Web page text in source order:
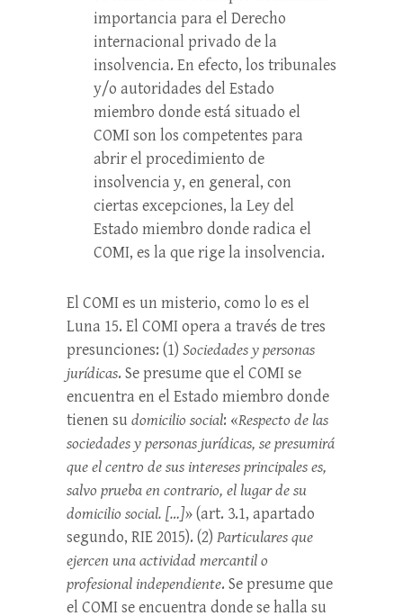
importancia para el Derecho
internacional privado de la
insolvencia. En efecto, los tribunales
y/o autoridades del Estado
miembro donde está situado el
COMI son los competentes para
abrir el procedimiento de
insolvencia y, en general, con
ciertas excepciones, la Ley del
Estado miembro donde radica el
COMI, es la que rige la insolvencia.
El COMI es un misterio, como lo es el
Luna 15. El COMI opera a través de tres
presunciones: (1) Sociedades y personas
jurídicas. Se presume que el COMI se
encuentra en el Estado miembro donde
tienen su domicilio social: «Respecto de las
sociedades y personas jurídicas, se presumirá
que el centro de sus intereses principales es,
salvo prueba en contrario, el lugar de su
domicilio social. […]» (art. 3.1, apartado
segundo, RIE 2015). (2) Particulares que
ejercen una actividad mercantil o
profesional independiente. Se presume que
el COMI se encuentra donde se halla su